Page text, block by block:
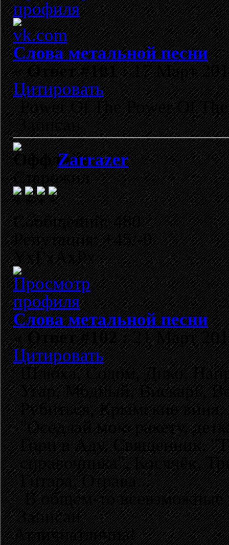
Слова метальной песни
«Ответ #101 :17 Март
Цитировать
Power Of The Power Of
Записан
Zarrazer
Старожил
Сообщений: 480
Репутация: +45/-0
YxГхАхРх
Слова метальной песни
«Ответ #102 :21 Март
Цитировать
Шлюха, Содом, Дико,
Угар, Модный, Вискарь,
Рубиться, Крымские
"Оседлай мою ракету,
Гори в Аду, Священник,
справочника", Косячёк,
Гитара, Отрава...
В общем-то всевзможные
Записан
Атличнатлична!